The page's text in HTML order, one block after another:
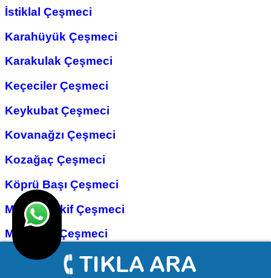
İstiklal Çeşmeci
Karahüyük Çeşmeci
Karakulak Çeşmeci
Keçeciler Çeşmeci
Keykubat Çeşmeci
Kovanağzı Çeşmeci
Kozağaç Çeşmeci
Köprü Başı Çeşmeci
Mehmet Akif Çeşmeci
Mengene Çeşmeci
Mevlana Çeşmeci